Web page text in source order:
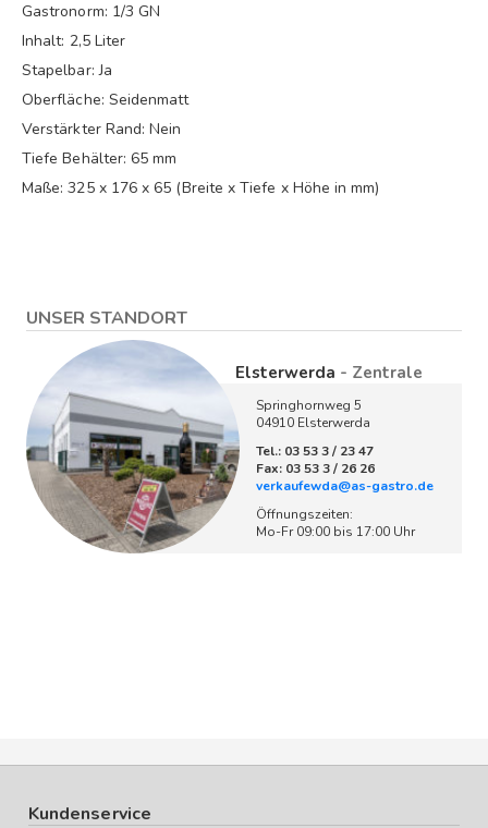
Gastronorm: 1/3 GN
Inhalt: 2,5 Liter
Stapelbar: Ja
Oberfläche: Seidenmatt
Verstärkter Rand: Nein
Tiefe Behälter: 65 mm
Maße: 325 x 176 x 65 (Breite x Tiefe x Höhe in mm)
UNSER STANDORT
Elsterwerda - Zentrale
Springhornweg 5
04910 Elsterwerda
Tel.: 03 53 3 / 23 47
Fax: 03 53 3 / 26 26
verkaufewda@as-gastro.de
Öffnungszeiten:
Mo-Fr 09:00 bis 17:00 Uhr
Kundenservice